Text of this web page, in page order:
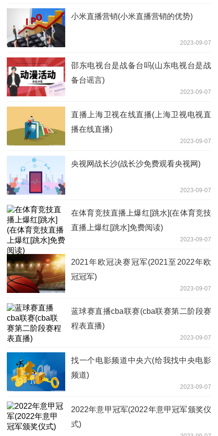
小米直播营销(小米直播营销的优势)
2023-09-07
邵东电视台是战备台吗(山东电视台是战
备台谣言)
2023-09-07
直播上海卫视在线直播(上海卫视电视直
播在线直播)
2023-09-07
央视网战长沙(战长沙免费观看央视网)
2023-09-07
在体育竞技直播上爆红[跳水](在体育竞技
直播上爆红[跳水]免费阅读)
2023-09-07
2021年欧冠决赛冠军(2021至2022年欧
冠冠军)
2023-09-07
蓝球赛直播cba联赛(cba联赛第二阶段赛
程表直播)
2023-09-07
找一个电影频道中央六(给我找中央电影
频道)
2023-09-07
2022年意甲冠军(2022年意甲冠军颁奖仪
式)